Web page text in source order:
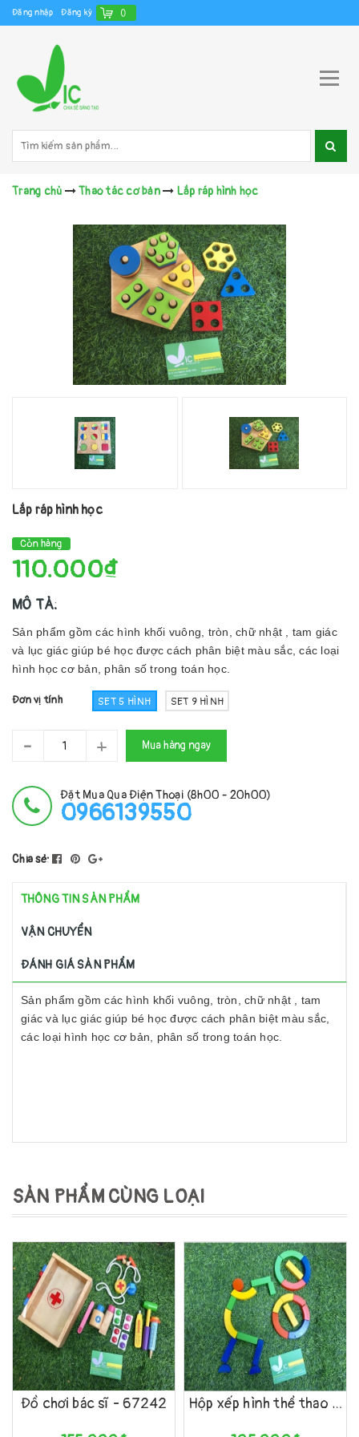
Đăng nhập Đăng ký ()
Trang chủ Thao tác cơ bản Lắp ráp hình học
Lắp ráp hình học
Còn hàng
110.000₫
MÔ TẢ:
Sản phẩm gồm các hình khối vuông, tròn, chữ nhật , tam giác
và lục giác giúp bé học được cách phân biệt màu sắc, các loại
hình học cơ bản, phân số trong toán học.
Đơn vị tính SET 5 HÌNH SET 9 HÌNH
- + Mua hàng ngay
Đặt Mua Qua Điện Thoại (8h00 - 20h00)
0966139550
Chia sẻ:
THÔNG TIN SẢN PHẨM
VẬN CHUYỂN
ĐÁNH GIÁ SẢN PHẨM
Sản phẩm gồm các hình khối vuông, tròn, chữ nhật , tam
giác và lục giác giúp bé học được cách phân biệt màu sắc,
các loại hình học cơ bản, phân số trong toán học.
SẢN PHẨM CÙNG LOẠI
Đồ chơi bác sĩ - 67242
Hộp xếp hình thể thao - 69172